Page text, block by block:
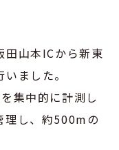
田山本ICから新東
ました。
集中的に計測し
理し、約500mの